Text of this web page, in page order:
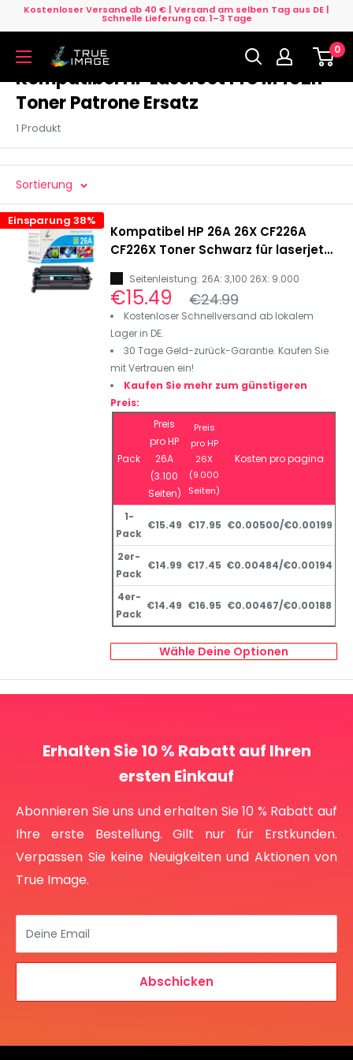
Direkt
zum
Inhalt
Kostenloser Versand ab 40 € | Versand am selben Tag aus DE |
Schnelle Lieferung ca. 1–3 Tage
True
DE
0
Kompatibel HP LaserJet Pro M402n
Toner Patrone Ersatz
1 Produkt
Sortierung
Einsparung 38%
Kompatibel HP 26A 26X CF226A
CF226X Toner Schwarz für laserjet
m426dw, m426fdn, m426fdw
Seitenleistung: 26A: 3,100 26X: 9.000
Sonderpreis
€15.49 Normalpreis
€24.99
Kostenloser Schnellversand ab lokalem
Lager in DE.
30 Tage Geld-zurück-Garantie. Kaufen Sie
mit Vertrauen ein!
Kaufen Sie mehr zum günstigeren
Preis:
Pack
Preis
pro HP
26A
(3.100
Seiten)
Preis
pro HP
26X
(9.000
Seiten)
Kosten pro pagina
1-
Pack
€15.49 €17.95 €0.00500/€0.00199
2er-
Pack
€14.99 €17.45 €0.00484/€0.00194
4er-
Pack
€14.49 €16.95 €0.00467/€0.00188
Wähle Deine Optionen
Erhalten Sie 10 % Rabatt auf Ihren
ersten Einkauf
Abonnieren Sie uns und erhalten Sie 10 % Rabatt auf
Ihre erste Bestellung. Gilt nur für Erstkunden.
Verpassen Sie keine Neuigkeiten und Aktionen von
True Image.
Deine Email
Abschicken